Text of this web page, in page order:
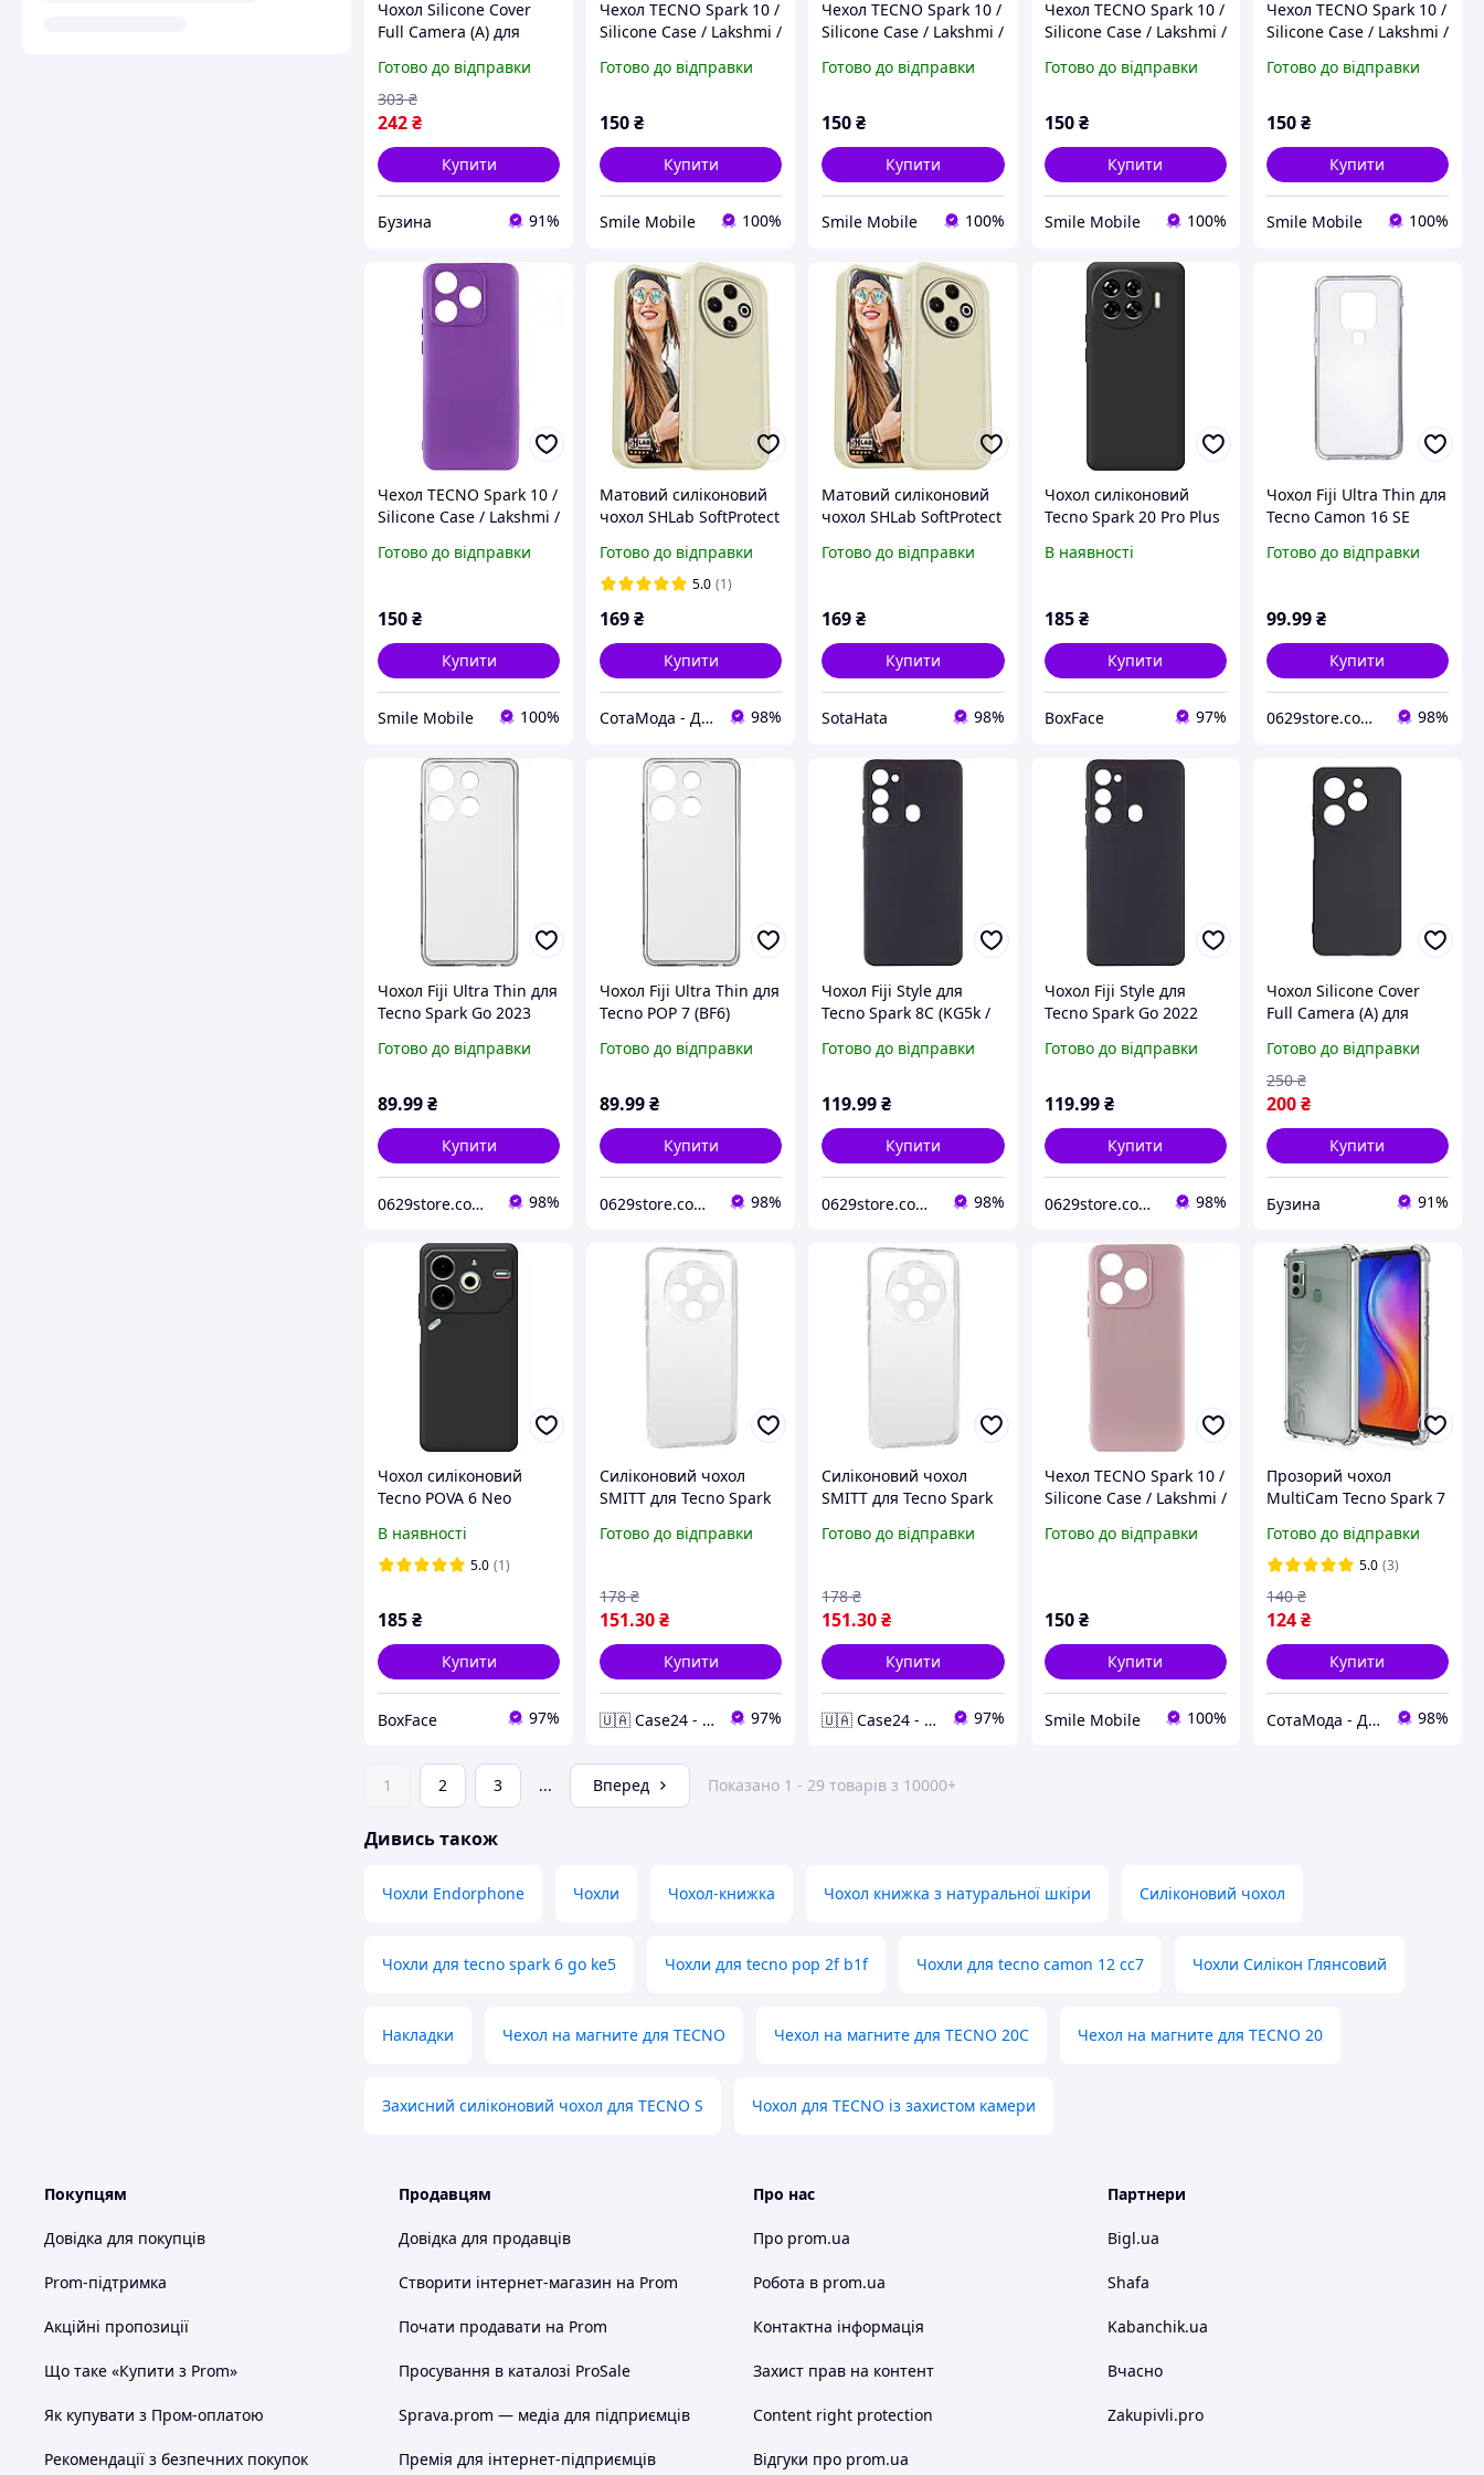
Чохол Silicone Cover
Full Camera (A) для
Колір 14.Red buzyna
Готово до відправки
242₴
303 ₴
Купити
Бузина 91%
Чехол TECNO Spark 10 /
Silicone Case / Lakshmi /
Touch, мікрофібра /
marsala
Готово до відправки
150₴
Купити
Smile Mobile 100%
Чехол TECNO Spark 10 /
Silicone Case / Lakshmi /
Touch, мікрофібра /
Готово до відправки
150₴
Купити
Smile Mobile 100%
Чехол TECNO Spark 10 /
Silicone Case / Lakshmi /
Touch, мікрофібра /
Готово до відправки
150 ₴
Купити
Smile Mobile 100%
Чехол TECNO Spark 10 /
Silicone Case / Lakshmi /
Touch, мікрофібра /
Готово до відправки
150₴
Купити
Smile Mobile 100%
Чехол TECNO Spark 10 /
Silicone Case / Lakshmi /
Touch, мікрофібра /
Готово до відправки
150₴
Купити
Smile Mobile 100%
Матовий силіконовий
чохол SHLab SoftProtect
Готово до відправки
5.0 (1)
169₴
Купити
СотаМода - Дискаунтер аксесуарів 98%
Матовий силіконовий
чохол SHLab SoftProtect
Готово до відправки
169₴
Купити
SotaHata 98%
Чохол силіконовий
Tecno Spark 20 Pro Plus
В наявності
185 ₴
Купити
BoxFace 97%
Чохол Fiji Ultra Thin для
Tecno Camon 16 SE
Transparent
Готово до відправки
99.99₴
Купити
0629store.com.ua - Інтернет магазин чохлів та захисних стекол для смартфонів. 98%
Чохол Fiji Ultra Thin для
Tecno Spark Go 2023
бампер Transparent
Готово до відправки
89.99₴
Купити
0629store.com.ua - Інтернет магазин чохлів та захисних стекол для смартфонів. 98%
Чохол Fiji Ultra Thin для
Tecno POP 7 (BF6)
Transparent
Готово до відправки
89.99₴
Купити
0629store.com.ua - Інтернет магазин чохлів та захисних стекол для смартфонів. 98%
Чохол Fiji Style для
Tecno Spark 8C (KG5k /
із захистом блоку
Готово до відправки
119.99₴
Купити
0629store.com.ua - Інтернет магазин чохлів та захисних стекол для смартфонів. 98%
Чохол Fiji Style для
Tecno Spark Go 2022
із захистом блоку
Готово до відправки
119.99 ₴
Купити
0629store.com.ua - Інтернет магазин чохлів та захисних стекол для смартфонів. 98%
Чохол Silicone Cover
Full Camera (A) для
(BG6) Колір 08.Dark
Blue buzyna
Готово до відправки
200₴
250 ₴
Купити
Бузина 91%
Чохол силіконовий
Tecno POVA 6 Neo
В наявності
5.0 (1)
185₴
Купити
BoxFace 97%
Силіконовий чохол
SMITT для Tecno Spark
Готово до відправки
151.30₴
178 ₴
Купити
🇺🇦 Case24 - чохли та аксесуари для смартфонів та планшетів 97%
Силіконовий чохол
SMITT для Tecno Spark
Готово до відправки
151.30₴
178 ₴
Купити
🇺🇦 Case24 - чохли та аксесуари для смартфонів та планшетів 97%
Чехол TECNO Spark 10 /
Silicone Case / Lakshmi /
Touch, мікрофібра /
Готово до відправки
150 ₴
Купити
Smile Mobile 100%
Прозорий чохол
MultiCam Tecno Spark 7
Готово до відправки
5.0 (3)
124₴
140 ₴
Купити
СотаМода - Дискаунтер аксесуарів 98%
1 2 3 ... Вперед Показано 1 - 29 товарів з 10000+
Дивись також
Чохли Endorphone Чохли Чохол-книжка Чохол книжка з натуральної шкіри Силіконовий чохол
Чохли для tecno spark 6 go ke5 Чохли для tecno pop 2f b1f Чохли для tecno camon 12 cc7 Чохли Силікон Глянсовий
Накладки Чехол на магните для TECNO Чехол на магните для TECNO 20C Чехол на магните для TECNO 20
Захисний силіконовий чохол для TECNO S Чохол для TECNO із захистом камери
Покупцям
Довідка для покупців
Prom-підтримка
Акційні пропозиції
Що таке «Купити з Prom»
Як купувати з Пром-оплатою
Рекомендації з безпечних покупок
Продавцям
Довідка для продавців
Створити інтернет-магазин на Prom
Почати продавати на Prom
Просування в каталозі ProSale
Sprava.prom — медіа для підприємців
Премія для інтернет-підприємців
Про нас
Про prom.ua
Робота в prom.ua
Контактна інформація
Захист прав на контент
Content right protection
Відгуки про prom.ua
Партнери
Bigl.ua
Shafa
Kabanchik.ua
Вчасно
Zakupivli.pro